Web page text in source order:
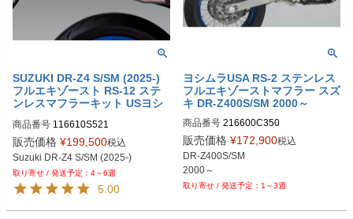
SUZUKI DR-Z4 S/SM (2025-)
フルエキゾースト RS-12 ステ
ンレスマフラーキット USヨシ
商品番号 116610S521
旧型番：116610S520
販売価格 ¥199,500税込
Suzuki DR-Z4 S/SM (2025-)
4～6週
5.00
ヨシムラUSA RS-2 ステンレス
フルエキゾーストマフラー スズ
キ DR-Z400S/SM 2000～
商品番号 216600C350
販売価格 ¥172,900税込
DR-Z400S/SM
2000～
1～3週